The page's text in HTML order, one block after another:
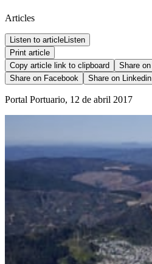
Articles
Listen to article Listen
Print article
Copy article link to clipboard
Share on
Share on Facebook Share on Linkedin
Portal Portuario, 12 de abril 2017